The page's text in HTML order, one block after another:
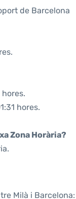
de Barcelona
hores.
Zona Horària?
Milà i Barcelona: